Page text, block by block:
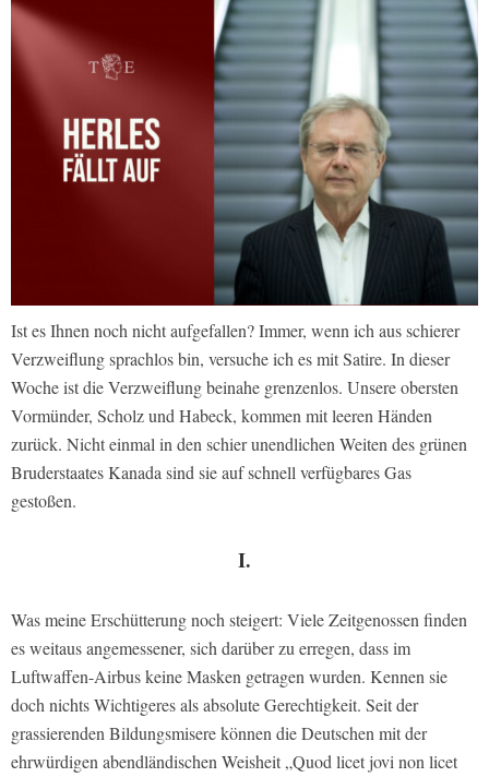
Ist es Ihnen noch nicht aufgefallen? Immer, wenn ich aus schierer
Verzweiflung sprachlos bin, versuche ich es mit Satire. In dieser
Woche ist die Verzweiflung beinahe grenzenlos. Unsere obersten
Vormünder, Scholz und Habeck, kommen mit leeren Händen
zurück. Nicht einmal in den schier unendlichen Weiten des grünen
Bruderstaates Kanada sind sie auf schnell verfügbares Gas
gestoßen.
I.
Was meine Erschütterung noch steigert: Viele Zeitgenossen finden
es weitaus angemessener, sich darüber zu erregen, dass im
Luftwaffen-Airbus keine Masken getragen wurden. Kennen sie
doch nichts Wichtigeres als absolute Gerechtigkeit. Seit der
grassierenden Bildungsmisere können die Deutschen mit der
ehrwürdigen abendländischen Weisheit „Quod licet jovi non licet